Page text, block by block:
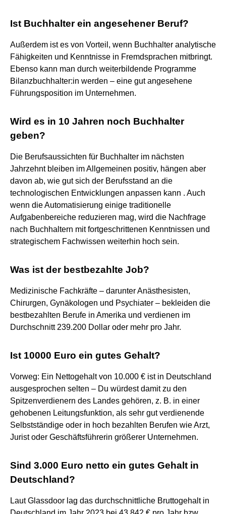
Ist Buchhalter ein angesehener Beruf?
Außerdem ist es von Vorteil, wenn Buchhalter analytische
Fähigkeiten und Kenntnisse in Fremdsprachen mitbringt.
Ebenso kann man durch weiterbildende Programme
Bilanzbuchhalter:in werden – eine gut angesehene
Führungsposition im Unternehmen.
Wird es in 10 Jahren noch Buchhalter
geben?
Die Berufsaussichten für Buchhalter im nächsten
Jahrzehnt bleiben im Allgemeinen positiv, hängen aber
davon ab, wie gut sich der Berufsstand an die
technologischen Entwicklungen anpassen kann . Auch
wenn die Automatisierung einige traditionelle
Aufgabenbereiche reduzieren mag, wird die Nachfrage
nach Buchhaltern mit fortgeschrittenen Kenntnissen und
strategischem Fachwissen weiterhin hoch sein.
Was ist der bestbezahlte Job?
Medizinische Fachkräfte – darunter Anästhesisten,
Chirurgen, Gynäkologen und Psychiater – bekleiden die
bestbezahlten Berufe in Amerika und verdienen im
Durchschnitt 239.200 Dollar oder mehr pro Jahr.
Ist 10000 Euro ein gutes Gehalt?
Vorweg: Ein Nettogehalt von 10.000 € ist in Deutschland
ausgesprochen selten – Du würdest damit zu den
Spitzenverdienern des Landes gehören, z. B. in einer
gehobenen Leitungsfunktion, als sehr gut verdienende
Selbstständige oder in hoch bezahlten Berufen wie Arzt,
Jurist oder Geschäftsführerin größerer Unternehmen.
Sind 3.000 Euro netto ein gutes Gehalt in
Deutschland?
Laut Glassdoor lag das durchschnittliche Bruttogehalt in